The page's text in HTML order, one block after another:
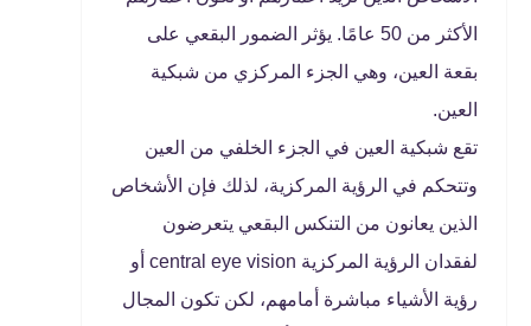
الأكثر من 50 عامًا. يؤثر الضمور البقعي على
بقعة العين، وهي الجزء المركزي من شبكية
العين.
تقع شبكية العين في الجزء الخلفي من العين
وتتحكم في الرؤية المركزية، لذلك فإن الأشخاص
الذين يعانون من التنكس البقعي يتعرضون
لفقدان الرؤية المركزية central eye vision أو
رؤية الأشياء مباشرة أمامهم، لكن تكون المجال